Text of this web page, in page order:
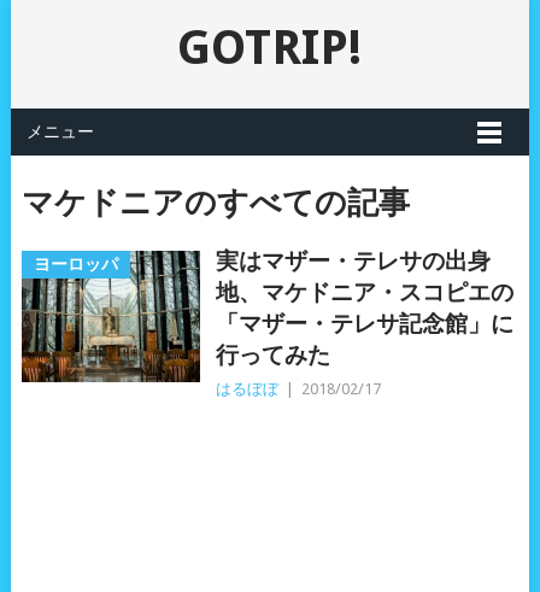
GOTRIP!
メニュー
マケドニアのすべての記事
ヨーロッパ
実はマザー・テレサの出身
地、マケドニア・スコピエの
「マザー・テレサ記念館」に
行ってみた
はるぼぼ 2018/02/17